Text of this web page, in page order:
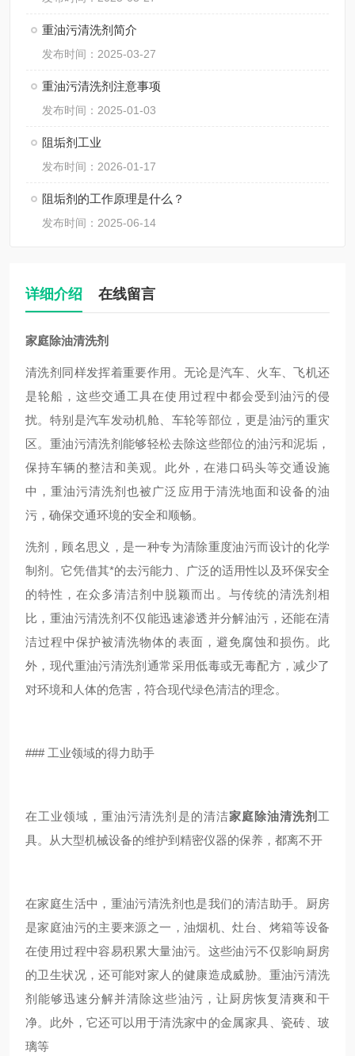
重油污清洗剂简介
发布时间：2025-03-27
重油污清洗剂注意事项
发布时间：2025-01-03
阻垢剂工业
发布时间：2026-01-17
阻垢剂的工作原理是什么？
发布时间：2025-06-14
详细介绍 在线留言
家庭除油清洗剂
清洗剂同样发挥着重要作用。无论是汽车、火车、飞机还
是轮船，这些交通工具在使用过程中都会受到油污的侵
扰。特别是汽车发动机舱、车轮等部位，更是油污的重灾
区。重油污清洗剂能够轻松去除这些部位的油污和泥垢，
保持车辆的整洁和美观。此外，在港口码头等交通设施
中，重油污清洗剂也被广泛应用于清洗地面和设备的油
污，确保交通环境的安全和顺畅。
洗剂，顾名思义，是一种专为清除重度油污而设计的化学
制剂。它凭借其*的去污能力、广泛的适用性以及环保安全
的特性，在众多清洁剂中脱颖而出。与传统的清洗剂相
比，重油污清洗剂不仅能迅速渗透并分解油污，还能在清
洁过程中保护被清洗物体的表面，避免腐蚀和损伤。此
外，现代重油污清洗剂通常采用低毒或无毒配方，减少了
对环境和人体的危害，符合现代绿色清洁的理念。
### 工业领域的得力助手
在工业领域，重油污清洗剂是的清洁家庭除油清洗剂 工
具。从大型机械设备的维护到精密仪器的保养，都离不开
在家庭生活中，重油污清洗剂也是我们的清洁助手。厨房
是家庭油污的主要来源之一，油烟机、灶台、烤箱等设备
在使用过程中容易积累大量油污。这些油污不仅影响厨房
的卫生状况，还可能对家人的健康造成威胁。重油污清洗
剂能够迅速分解并清除这些油污，让厨房恢复清爽和干
净。此外，它还可以用于清洗家中的金属家具、瓷砖、玻
璃等